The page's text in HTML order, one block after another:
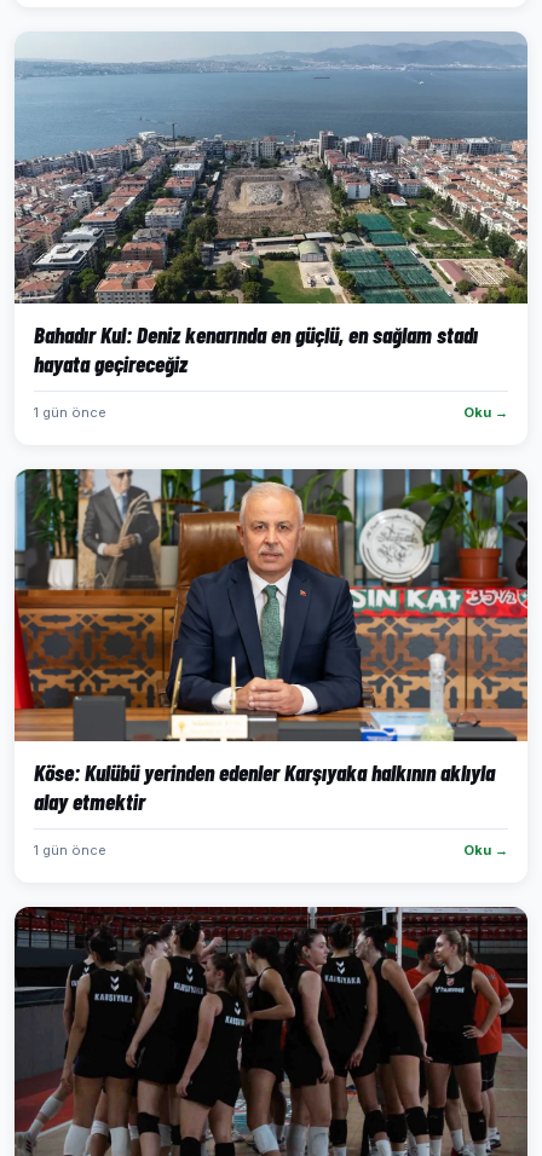
Bahadır Kul: Deniz kenarında en güçlü, en sağlam stadı
hayata geçireceğiz
1 gün önce Oku →
Köse: Kulübü yerinden edenler Karşıyaka halkının aklıyla
alay etmektir
1 gün önce Oku →